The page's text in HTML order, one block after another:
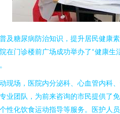
及糖尿病防治知识，提升居民健康
在门诊楼前广场成功举办了“健康生
现场，医院内分泌科、心血管内科
业团队，为前来咨询的市民提供了
性化饮食运动指导等服务。医护人